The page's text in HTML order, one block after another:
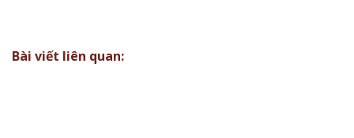
Bài viết liên quan: